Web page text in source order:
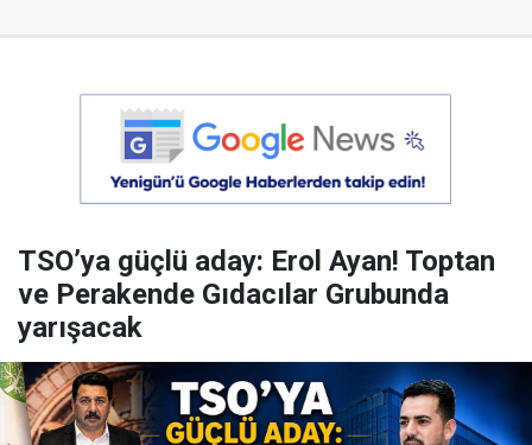
TSO’ya güçlü aday: Erol Ayan! Toptan
ve Perakende Gıdacılar Grubunda
yarışacak